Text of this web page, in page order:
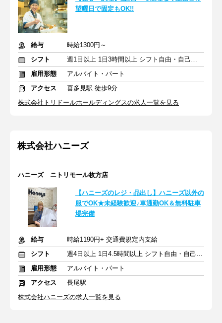
望曜日で固定もOK!!
給与
時給1300円～
シフト
週1日以上 1日3時間以上 シフト自由・自己申告
雇用形態
アルバイト・パート
アクセス
喜多見駅 徒歩9分
株式会社トリドールホールディングスの求人一覧を見る
株式会社ハニーズ
ハニーズ ニトリモール枚方店
【ハニーズのレジ・品出し】ハニーズ以外の
服でOK★未経験歓迎♪車通勤OK＆無料駐車
場完備
給与
時給1190円+ 交通費規定内支給
シフト
週4日以上 1日4.5時間以上 シフト自由・自己申告
雇用形態
アルバイト・パート
アクセス
長尾駅
株式会社ハニーズの求人一覧を見る